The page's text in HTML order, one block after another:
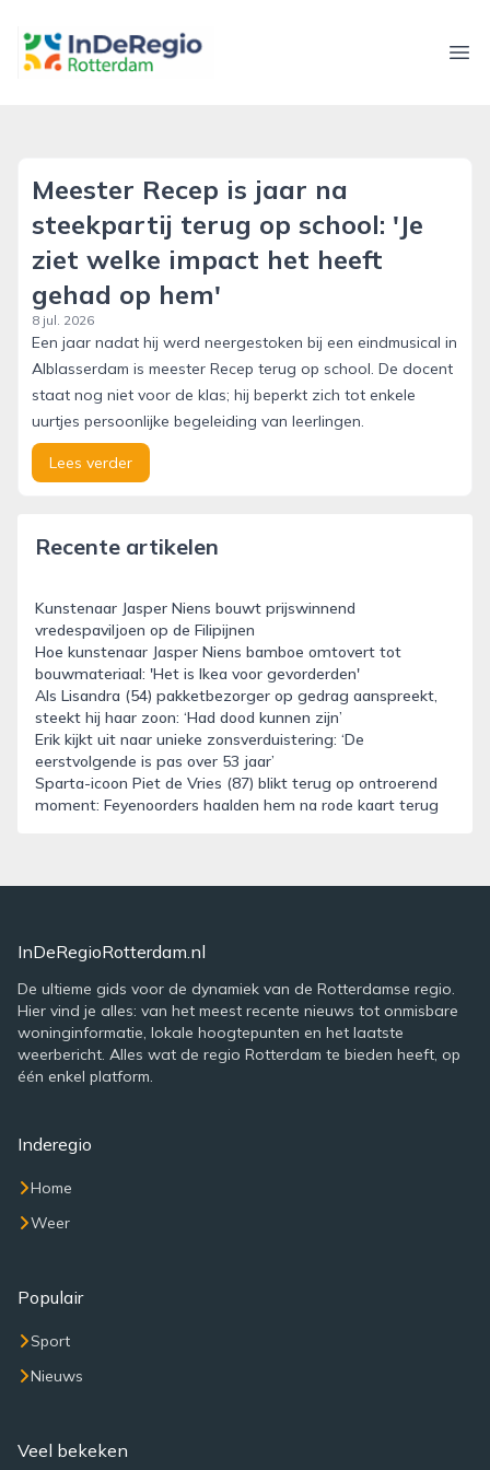
inderegiorotterdam.nl
Meester Recep is jaar na
steekpartij terug op school: 'Je
ziet welke impact het heeft
gehad op hem'
8 jul. 2026
Een jaar nadat hij werd neergestoken bij een eindmusical in
Alblasserdam is meester Recep terug op school. De docent
staat nog niet voor de klas; hij beperkt zich tot enkele
uurtjes persoonlijke begeleiding van leerlingen.
Lees verder
Recente artikelen
Kunstenaar Jasper Niens bouwt prijswinnend
vredespaviljoen op de Filipijnen
Hoe kunstenaar Jasper Niens bamboe omtovert tot
bouwmateriaal: 'Het is Ikea voor gevorderden'
Als Lisandra (54) pakketbezorger op gedrag aanspreekt,
steekt hij haar zoon: ‘Had dood kunnen zijn’
Erik kijkt uit naar unieke zonsverduistering: ‘De
eerstvolgende is pas over 53 jaar’
Sparta-icoon Piet de Vries (87) blikt terug op ontroerend
moment: Feyenoorders haalden hem na rode kaart terug
InDeRegioRotterdam.nl
De ultieme gids voor de dynamiek van de Rotterdamse regio.
Hier vind je alles: van het meest recente nieuws tot onmisbare
woninginformatie, lokale hoogtepunten en het laatste
weerbericht. Alles wat de regio Rotterdam te bieden heeft, op
één enkel platform.
Inderegio
Home
Weer
Populair
Sport
Nieuws
Veel bekeken